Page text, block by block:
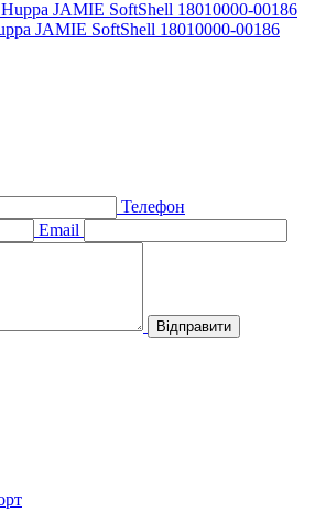
JAMIE SoftShell 18010000-00186
Телефон
Email
Відправити